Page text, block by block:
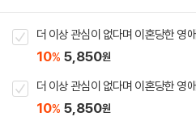
더 이상 관심이 없다며 이혼당한 영
10% 5,850원
더 이상 관심이 없다며 이혼당한 영
10% 5,850원